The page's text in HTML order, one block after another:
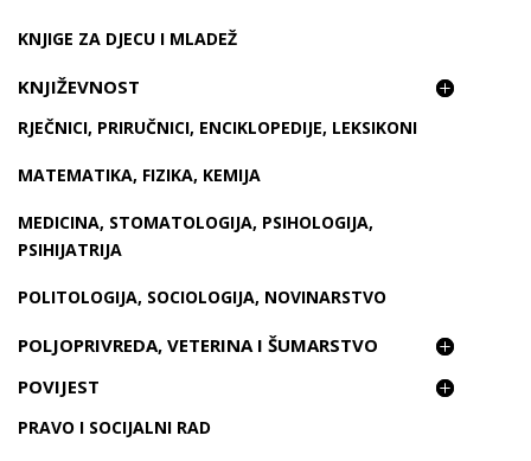
KNJIGE ZA DJECU I MLADEŽ
KNJIŽEVNOST
RJEČNICI, PRIRUČNICI, ENCIKLOPEDIJE, LEKSIKONI
MATEMATIKA, FIZIKA, KEMIJA
MEDICINA, STOMATOLOGIJA, PSIHOLOGIJA,
PSIHIJATRIJA
POLITOLOGIJA, SOCIOLOGIJA, NOVINARSTVO
POLJOPRIVREDA, VETERINA I ŠUMARSTVO
POVIJEST
PRAVO I SOCIJALNI RAD